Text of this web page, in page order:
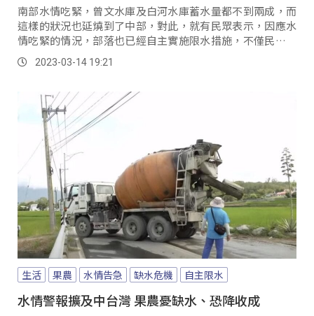
南部水情吃緊，曾文水庫及白河水庫蓄水量都不到兩成，而
這樣的狀況也延燒到了中部，對此，就有民眾表示，因應水
情吃緊的情況，部落也已經自主實施限水措施，不僅民生、
學校實施分時段限水，連部落的簡易自來水也啟動分區限
水，是讓部落的果農叫苦連天，甚至有農民不敢播種，擔心
2023-03-14 19:21
生活 果農 水情告急 缺水危機 自主限水
水情警報擴及中台灣 果農憂缺水、恐降收成